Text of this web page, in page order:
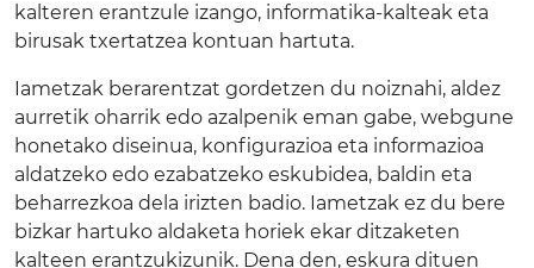
kalteren erantzule izango, informatika-kalteak eta
birusak txertatzea kontuan hartuta.
Iametzak berarentzat gordetzen du noiznahi, aldez
aurretik oharrik edo azalpenik eman gabe, webgune
honetako diseinua, konfigurazioa eta informazioa
aldatzeko edo ezabatzeko eskubidea, baldin eta
beharrezkoa dela irizten badio. Iametzak ez du bere
bizkar hartuko aldaketa horiek ekar ditzaketen
kalteen erantzukizunik. Dena den, eskura dituen